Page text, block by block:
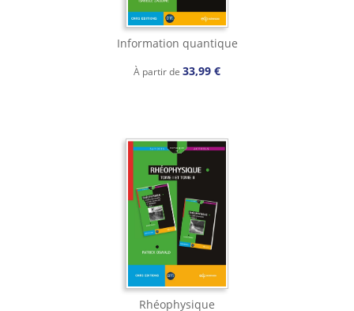
Information quantique
À partir de 33,99 €
Rhéophysique